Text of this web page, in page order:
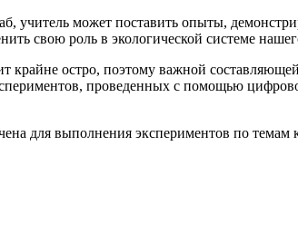
учитель может поставить опыты,
свою роль в экологической системе
крайне остро, поэтому важной
проведенных с помощью
для выполнения экспериментов по темам